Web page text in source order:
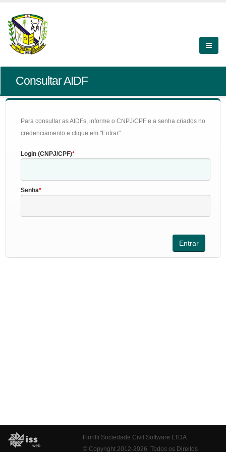
Consultar AIDF
Para consultar as AIDFs, informe o CNPJ/CPF e a senha criados no
credenciamento e clique em "Entrar".
Login (CNPJ/CPF)
Senha
Fiorilli Sociedade Civil Software LTDA
© Copyright 2012-2026. Todos os Direitos